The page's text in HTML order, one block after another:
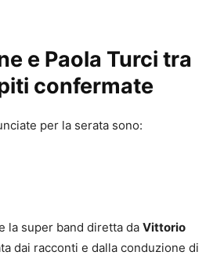
e Paola Turci tra
confermate
per la serata sono:
la super band diretta da Vittorio
dai racconti e dalla conduzione di